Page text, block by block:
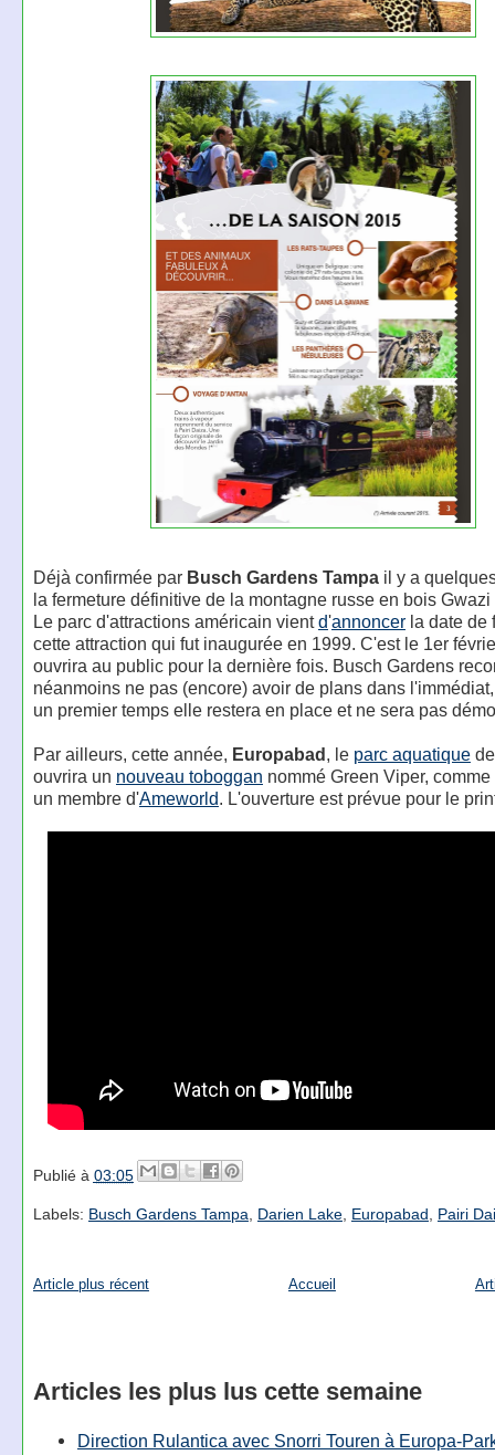
Déjà confirmée par Busch Gardens Tampa il y a
la fermeture définitive de la montagne russe en bois
Le parc d'attractions américain vientd'annoncerla date de
cette attraction qui fut inaugurée en 1999. C'est le 1er
ouvrira au public pour la dernière fois. Busch Gardens
néanmoins ne pas (encore) avoir de plans dans
un premier temps elle restera en place et ne sera pas
Par ailleurs, cette année, Europabad , le parc aquatiquede
ouvrira un nouveau toboggan nommé Green Viper,
un membre d'Ameworld . L'ouverture est prévue pour le
Publié à 03:05
Labels: Busch Gardens Tampa Darien Lake, Europabad Pairi
Article plus récent Accueil
Articles les plus lus cette semaine
Direction Rulantica avec Snorri Touren à Europa-